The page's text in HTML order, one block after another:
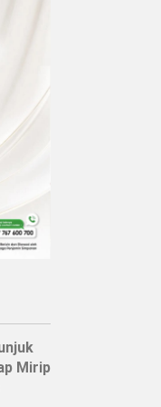
Mirip